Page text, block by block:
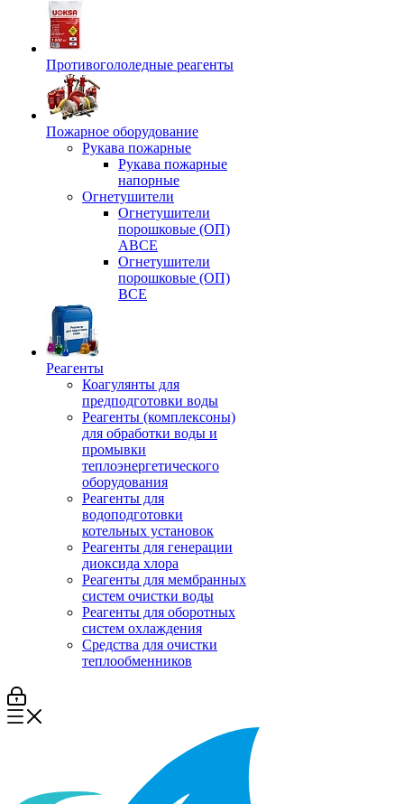
Противогололедные реагенты
Пожарное оборудование
Рукава пожарные
Рукава пожарные
напорные
Огнетушители
Огнетушители
порошковые (ОП)
АВСЕ
Огнетушители
порошковые (ОП)
ВСЕ
Реагенты
Коагулянты для
предподготовки воды
Реагенты (комплексоны)
для обработки воды и
промывки
теплоэнергетического
оборудования
Реагенты для
водоподготовки
котельных установок
Реагенты для генерации
диоксида хлора
Реагенты для мембранных
систем очистки воды
Реагенты для оборотных
систем охлаждения
Средства для очистки
теплообменников